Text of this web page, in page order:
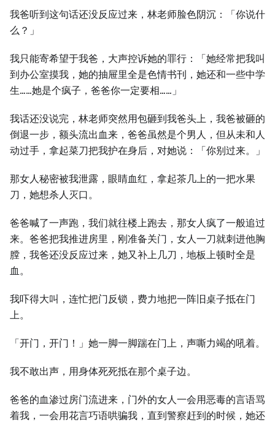
我爸听到这句话还没反应过来，林老师脸色阴沉：「你说什
么？」
我只能寄希望于我爸，大声控诉她的罪行：「她经常把我叫
到办公室摸我，她的抽屉里全是色情书刊，她还和一些中学
生……她是个疯子，爸爸你一定要相……」
我话还没说完，林老师突然用包砸到我爸头上，我爸被砸的
倒退一步，额头流出血来，爸爸虽然是个男人，但从未和人
动过手，拿起菜刀把我护在身后，对她说：「你别过来。」
那女人秘密被我泄露，眼睛血红，拿起茶几上的一把水果
刀，她想杀人灭口。
爸爸喊了一声跑，我们就往楼上跑去，那女人疯了一般追过
来。爸爸把我推进房里，刚准备关门，女人一刀就刺进他胸
膛，我爸还没反应过来，她又补上几刀，地板上顿时全是
血。
我吓得大叫，连忙把门反锁，费力地把一阵旧桌子抵在门
上。
「开门，开门！」她一脚一脚踹在门上，声嘶力竭的吼着。
我不敢出声，用身体死死抵在那个桌子边。
爸爸的血渗过房门流进来，门外的女人一会用恶毒的言语骂
着我，一会用花言巧语哄骗我，直到警察赶到的时候，她还